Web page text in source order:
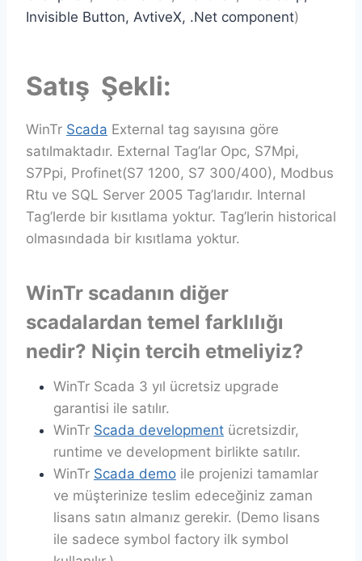
Invisible Button, AvtiveX, .Net component)
Satış Şekli:
WinTr Scada External tag sayısına göre
satılmaktadır. External Tag’lar Opc, S7Mpi,
S7Ppi, Profinet(S7 1200, S7 300/400), Modbus
Rtu ve SQL Server 2005 Tag’larıdır. Internal
Tag’lerde bir kısıtlama yoktur. Tag’lerin historical
olmasındada bir kısıtlama yoktur.
WinTr scadanın diğer
scadalardan temel farklılığı
nedir? Niçin tercih etmeliyiz?
WinTr Scada 3 yıl ücretsiz upgrade
garantisi ile satılır.
WinTr Scada development ücretsizdir,
runtime ve development birlikte satılır.
WinTr Scada demo ile projenizi tamamlar
ve müşterinize teslim edeceğiniz zaman
lisans satın almanız gerekir. (Demo lisans
ile sadece symbol factory ilk symbol